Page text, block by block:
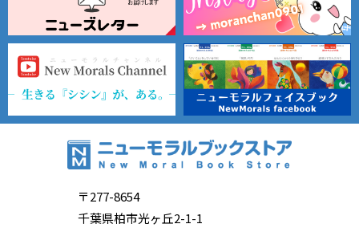
〒277-8654
千葉県柏市光ヶ丘2-1-1